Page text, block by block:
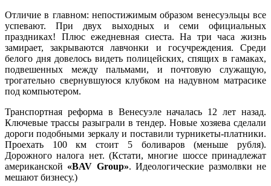
Отличие в главном: непостижимым образом венесуэльцы все
успевают. При двух выходных и семи официальных
праздниках! Плюс ежедневная сиеста. На три часа жизнь
замирает, закрываются лавчонки и госучреждения. Среди
белого дня довелось видеть полицейских, спящих в гамаках,
подвешенных между пальмами, и почтовую служащую,
трогательно свернувшуюся клубком на надувном матрасике
под компьютером.
Транспортная реформа в Венесуэле началась 12 лет назад.
Ключевые трассы разыграли в тендер. Новые хозяева сделали
дороги подобными зеркалу и поставили турникеты-платники.
Проехать 100 км стоит 5 боливаров (меньше рубля).
Дорожного налога нет. (Кстати, многие шоссе принадлежат
американской «BAV Group». Идеологические размолвки не
мешают бизнесу.)